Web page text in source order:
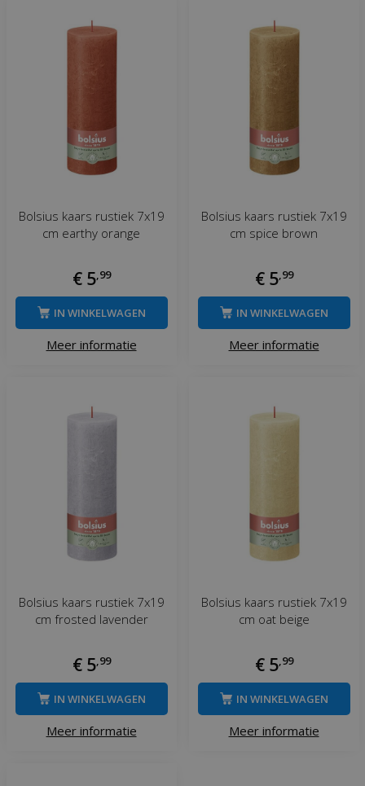
Bolsius kaars rustiek 7x19
cm earthy orange
€ 5 99
Meer informatie
IN WINKELWAGEN
Bolsius kaars rustiek 7x19
cm spice brown
€ 5 99
Meer informatie
IN WINKELWAGEN
Bolsius kaars rustiek 7x19
cm frosted lavender
€ 5 99
Meer informatie
IN WINKELWAGEN
Bolsius kaars rustiek 7x19
cm oat beige
€ 5 99
Meer informatie
IN WINKELWAGEN